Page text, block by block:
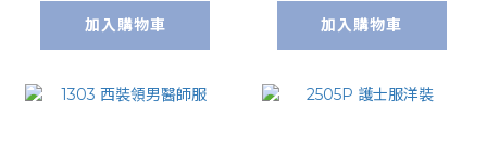
加入購物車 加入購物車